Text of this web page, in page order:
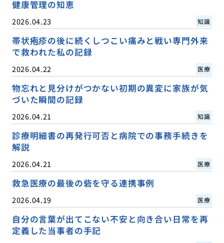
健康管理の知恵
2026.04.23 知識
帯状疱疹の後に続くしつこい痛みと戦い専門外来
で救われた私の記録
2026.04.22 医療
物忘れと見分けがつかない初期の異変に家族が気
づいた瞬間の記録
2026.04.21 知識
診療明細書の再発行可否と病院での事務手続きを
解説
2026.04.21 医療
救急医療の最後の砦を守る連携事例
2026.04.19 医療
自分の言葉が出てこない不安と向き合い日常を再
定義した当事者の手記